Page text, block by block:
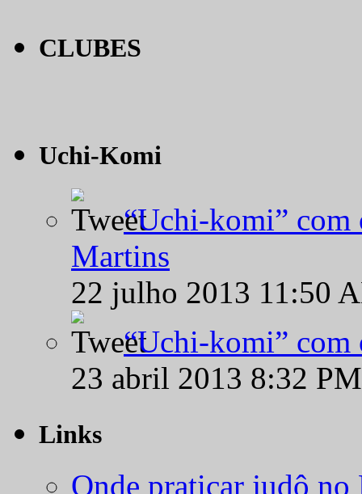
CLUBES
Uchi-Komi
“Uchi-komi” com
Martins
22 julho 2013 11:50
“Uchi-komi” com
23 abril 2013 8:32
Links
Onde praticar judô